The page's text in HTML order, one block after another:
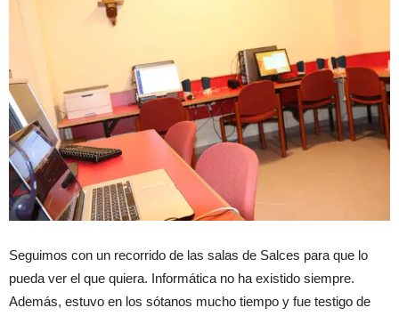
Seguimos con un recorrido de las salas de Salces para que lo
pueda ver el que quiera. Informática no ha existido siempre.
Además, estuvo en los sótanos mucho tiempo y fue testigo de